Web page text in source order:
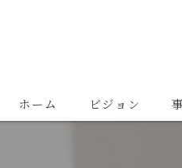
ホーム ビジョン